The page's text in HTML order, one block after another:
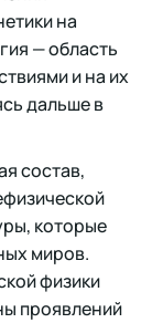
на
— область
и на их
дальше в
состав,
которые
миров.
физики
проявлений